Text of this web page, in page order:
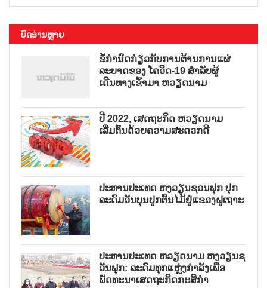
ບົດອ່ານຫຼາຍ
ຂໍ້ກຳນົດກ່ຽວກັບການຕ້ານການແຜ່
ລະບາດຂອງ ໂຄວິດ-19 ສຳລັບຜູ້
ເດີນທາງເຂົ້າມາ ຫວຽດນາມ
ປີ 2022, ເສດຖະກິດ ຫວຽດນາມ
ເລີ່ມຕົ້ນດ້ວຍຄວາມສະດວກດີ
ປະທານປະເທດ ຫງວຽນຊວນຟຸກ ປຸກ
ລະດົມວັນບຸນປູກຕົ້ນໄມ້ຢູ່ແຂວງຝູເຖາະ
ປະທານປະເທດ ຫວຽດນາມ ຫງວຽນຊ
ວັນຟຸກ: ລະດົມທຸກແຫຼ່ງກຳລັງເພື່ອ
ພັດທະນາເສດຖະກິດກະສິກຳ